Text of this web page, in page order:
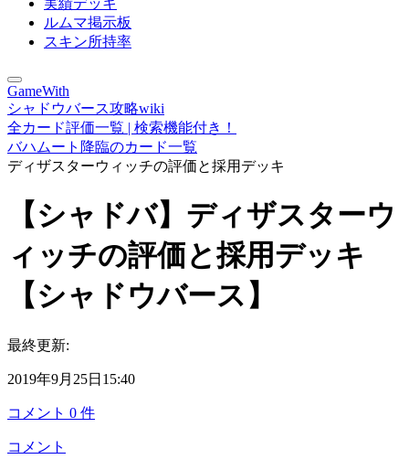
実績デッキ
ルムマ掲示板
スキン所持率
GameWith
シャドウバース攻略wiki
全カード評価一覧 | 検索機能付き！
バハムート降臨のカード一覧
ディザスターウィッチの評価と採用デッキ
【シャドバ】ディザスターウ
ィッチの評価と採用デッキ
【シャドウバース】
最終更新:
2019年9月25日15:40
コメント 0 件
コメント